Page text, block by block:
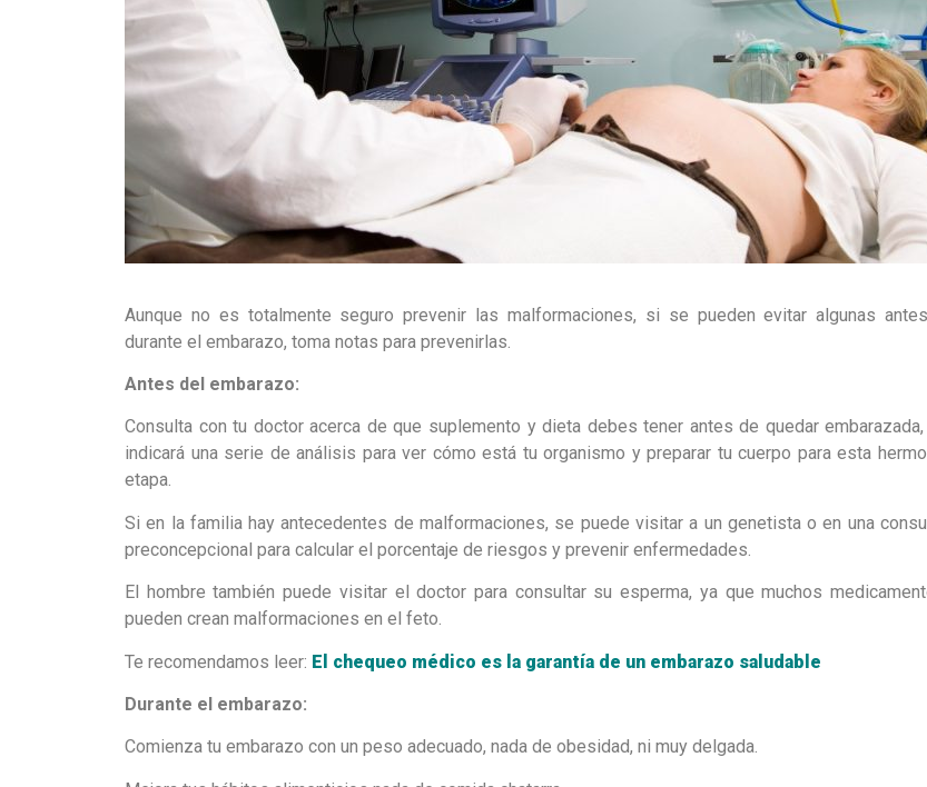
Aunque no es totalmente seguro prevenir las malformaciones, si se pueden evitar algunas
durante el embarazo, toma notas para prevenirlas.
Antes del embarazo:
Consulta con tu doctor acerca de que suplemento y dieta debes tener antes de quedar
indicará una serie de análisis para ver cómo está tu organismo y preparar tu cuerpo para esta
etapa.
Si en la familia hay antecedentes de malformaciones, se puede visitar a un genetista o en una
preconcepcional para calcular el porcentaje de riesgos y prevenir enfermedades.
El hombre también puede visitar el doctor para consultar su esperma, ya que muchos
pueden crean malformaciones en el feto.
Te recomendamos leer: El chequeo médico es la garantía de un embarazo saludable
Durante el embarazo:
Comienza tu embarazo con un peso adecuado, nada de obesidad, ni muy delgada.